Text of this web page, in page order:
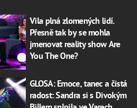
Vila plná zlomených lidí.
Přesně tak by se mohla
jmenovat reality show Are
You The One?
GLOSA: Emoce, tanec a čistá
radost: Sandra si s Divokým